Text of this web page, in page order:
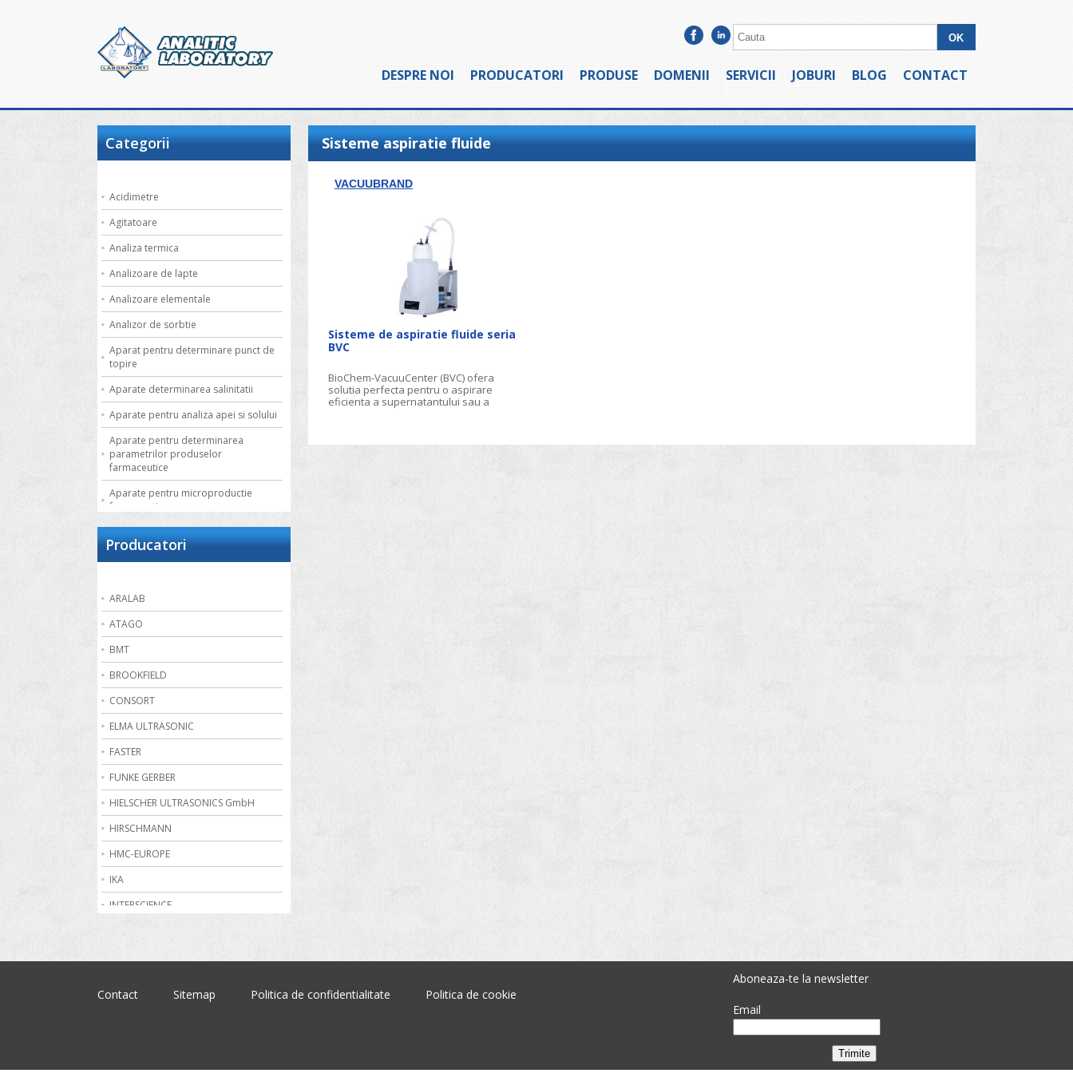
DESPRE NOI PRODUCATORI PRODUSE DOMENII SERVICII JOBURI BLOG CONTACT
Categorii
Acidimetre
Agitatoare
Analiza termica
Analizoare de lapte
Analizoare elementale
Analizor de sorbtie
Aparat pentru determinare punct de
topire
Aparate determinarea salinitatii
Aparate pentru analiza apei si solului
Aparate pentru determinarea
parametrilor produselor
farmaceutice
Aparate pentru microproductie
farmaceutica
Bai termostatate cu circulatie externa
Bai termostatate pentru aplicatii
speciale
Bai ultrasonice
Balante
Becuri de gaz
Bioreactoare
Biurete digitale
Calorimetrie
Camere climatice
Cantare electronice industriale
Centrifuge de laborator
Conductometre
Producatori
ARALAB
ATAGO
BMT
BROOKFIELD
CONSORT
ELMA ULTRASONIC
FASTER
FUNKE GERBER
HIELSCHER ULTRASONICS GmbH
HIRSCHMANN
HMC-EUROPE
IKA
INTERSCIENCE
Sisteme aspiratie fluide
VACUUBRAND
Sisteme de aspiratie fluide seria
BVC
BioChem-VacuuCenter (BVC) ofera
solutia perfecta pentru o aspirare
eficienta a supernatantului sau a
Contact Sitemap Politica de confidentialitate Politica de cookie
Aboneaza-te la newsletter
Email